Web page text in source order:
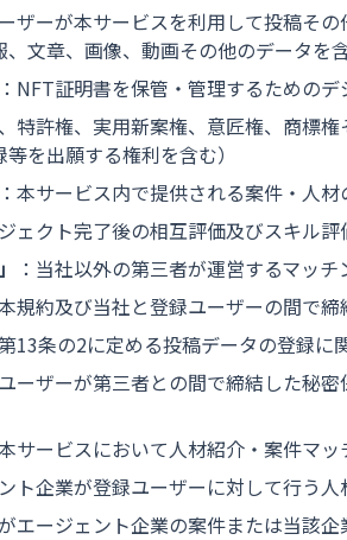
ザーが本サービスを利用して投稿そ
文章、画像、動画その他のデータを含
：NFT証明書を保管・管理するための
特許権、実用新案権、意匠権、商標
を出願する権利を含む）
：本サービス内で提供される案件・人
ェクト完了後の相互評価及びスキル評
：当社以外の第三者が運営するマッ
規約及び当社と登録ユーザーの間で
13条の2に定める投稿データの登録に
ーザーが第三者との間で締結した秘
サービスにおいて人材紹介・案件マ
ト企業が登録ユーザーに対して行う
エージェント企業の案件または当該